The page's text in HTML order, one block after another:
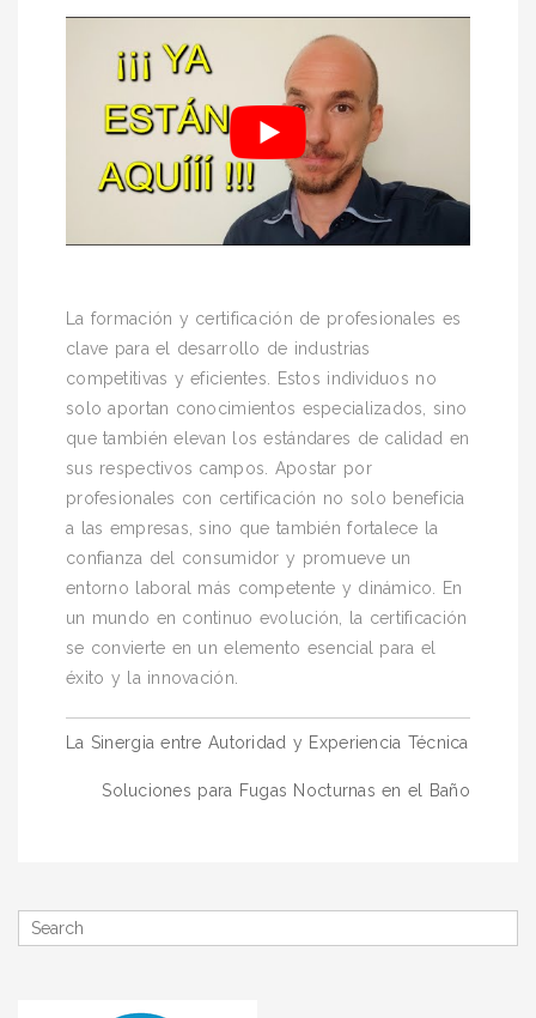
La formación y certificación de profesionales es
clave para el desarrollo de industrias
competitivas y eficientes. Estos individuos no
solo aportan conocimientos especializados, sino
que también elevan los estándares de calidad en
sus respectivos campos. Apostar por
profesionales con certificación no solo beneficia
a las empresas, sino que también fortalece la
confianza del consumidor y promueve un
entorno laboral más competente y dinámico. En
un mundo en continuo evolución, la certificación
se convierte en un elemento esencial para el
éxito y la innovación.
Navegación
de
La Sinergia entre Autoridad y Experiencia Técnica
Soluciones para Fugas Nocturnas en el Baño
Search
for